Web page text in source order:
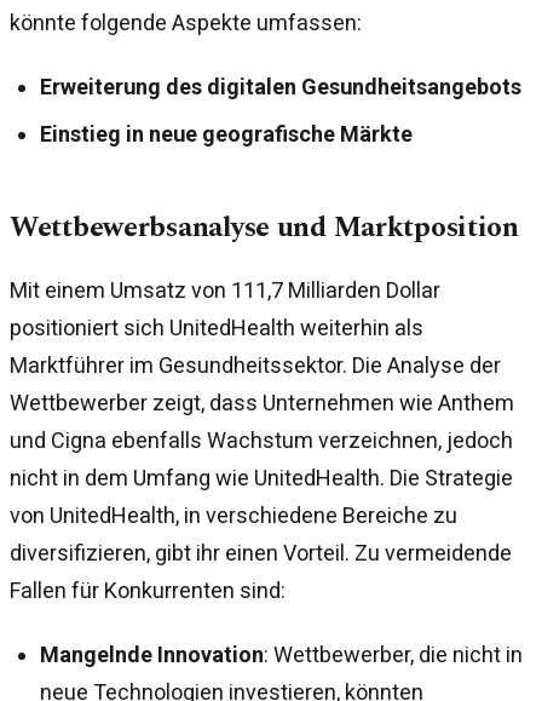
könnte folgende Aspekte umfassen:
Erweiterung des digitalen Gesundheitsangebots
Einstieg in neue geografische Märkte
Wettbewerbsanalyse und Marktposition
Mit einem Umsatz von 111,7 Milliarden Dollar
positioniert sich UnitedHealth weiterhin als
Marktführer im Gesundheitssektor. Die Analyse der
Wettbewerber zeigt, dass Unternehmen wie Anthem
und Cigna ebenfalls Wachstum verzeichnen, jedoch
nicht in dem Umfang wie UnitedHealth. Die Strategie
von UnitedHealth, in verschiedene Bereiche zu
diversifizieren, gibt ihr einen Vorteil. Zu vermeidende
Fallen für Konkurrenten sind:
Mangelnde Innovation: Wettbewerber, die nicht in
neue Technologien investieren, könnten